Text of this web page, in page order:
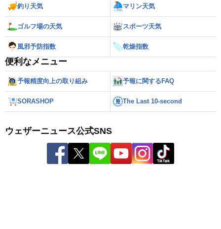
釣り天気 マリン天気
ゴルフ場の天気 スポーツ天気
風邪予防指数 乾燥指数
便利なメニュー
予報精度向上の取り組み 予報に関するFAQ
SORASHOP The Last 10-second
ウェザーニュース公式SNS